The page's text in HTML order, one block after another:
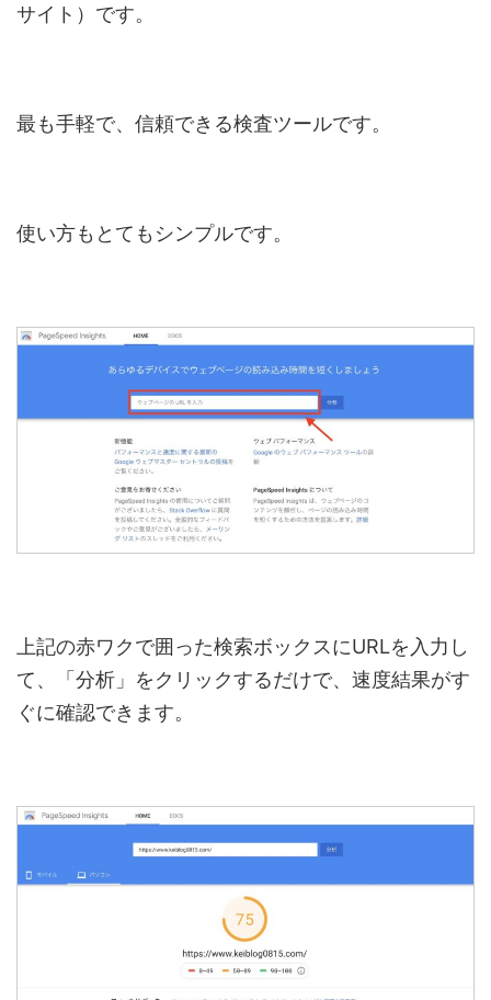
サイト）です。
最も手軽で、信頼できる検査ツールです。
使い方もとてもシンプルです。
上記の赤ワクで囲った検索ボックスにURLを入力し
て、「分析」をクリックするだけで、速度結果がす
ぐに確認できます。